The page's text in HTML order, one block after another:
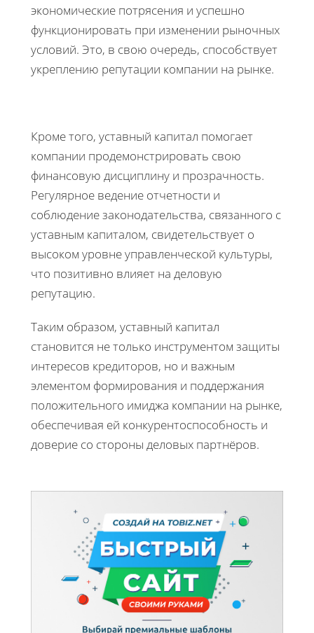
экономические потрясения и успешно
функционировать при изменении рыночных
условий. Это, в свою очередь, способствует
укреплению репутации компании на рынке.
Кроме того, уставный капитал помогает
компании продемонстрировать свою
финансовую дисциплину и прозрачность.
Регулярное ведение отчетности и
соблюдение законодательства, связанного с
уставным капиталом, свидетельствует о
высоком уровне управленческой культуры,
что позитивно влияет на деловую
репутацию.
Таким образом, уставный капитал
становится не только инструментом защиты
интересов кредиторов, но и важным
элементом формирования и поддержания
положительного имиджа компании на рынке,
обеспечивая ей конкурентоспособность и
доверие со стороны деловых партнёров.